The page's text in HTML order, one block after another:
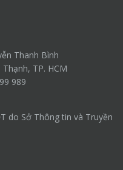
Thanh Bình
TP. HCM
989
do Sở Thông tin và Truyền